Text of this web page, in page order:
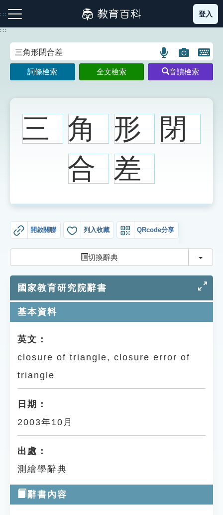
到
主
:::
注音索引圖示 筆畫索引圖示 部首索引表圖示
成語故事
索引選單
知識索引
生命大百科索引
遊戲專區
教學應用
貓頭鷹博士
登入
:::
語
言
搜
示
圖
片
搜
示
開
鍵
圖
詞條檢索 全文檢索 音讀檢索
三 角 形 閉
合 差
開啟關聯 列入收藏 QRcode分享
切換辭典 切換
國家教育研究院辭書
基本資料
英文：
closure of triangle, closure error of
triangle
日期：
2003年10月
出處：
測繪學辭典
辭書內容